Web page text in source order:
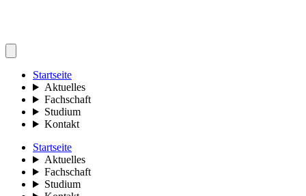
Startseite
Aktuelles
Fachschaft
Studium
Kontakt
Startseite
Aktuelles
Fachschaft
Studium